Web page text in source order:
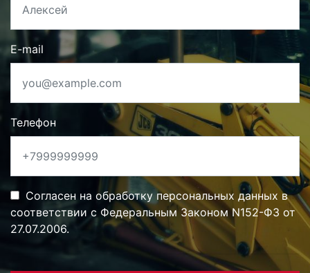
E-mail
Телефон
Согласен на обработку персональных данных в
соответствии с Федеральным Законом N152-ФЗ от
27.07.2006.